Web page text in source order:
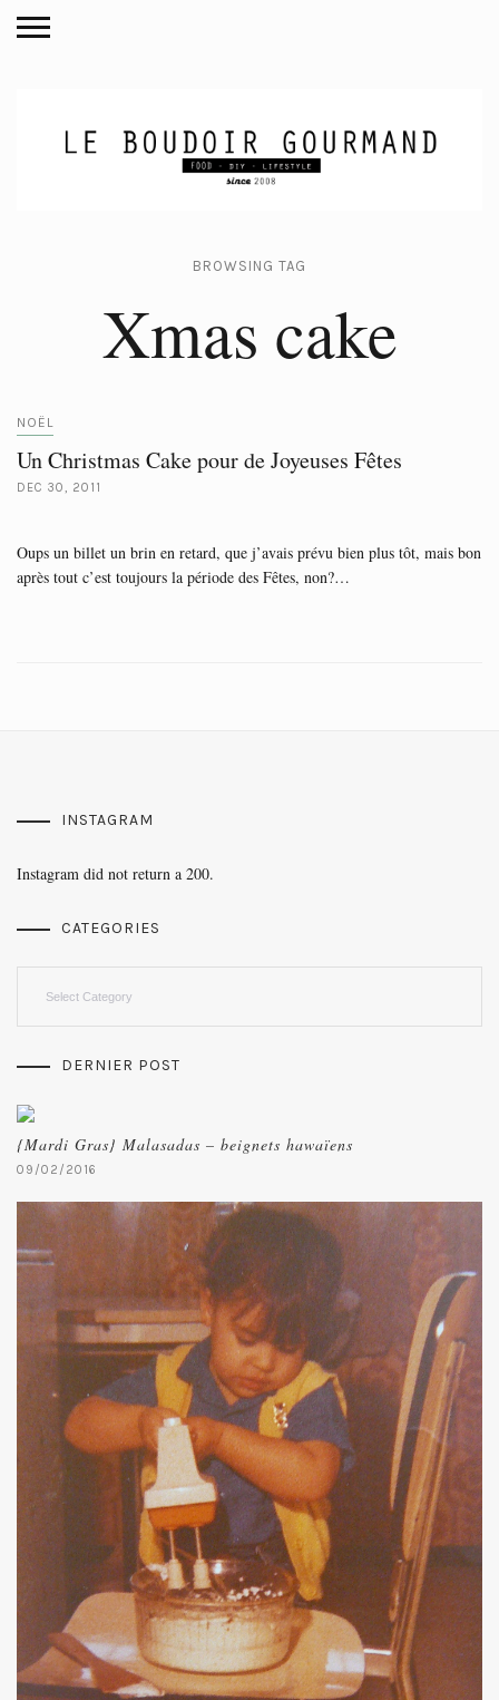
BROWSING TAG
Xmas cake
NOËL
Un Christmas Cake pour de Joyeuses Fêtes
DEC 30, 2011
Oups un billet un brin en retard, que j’avais prévu bien plus tôt, mais bon
après tout c’est toujours la période des Fêtes, non?…
INSTAGRAM
Instagram did not return a 200.
CATEGORIES
DERNIER POST
{Mardi Gras} Malasadas – beignets hawaïens
09/02/2016